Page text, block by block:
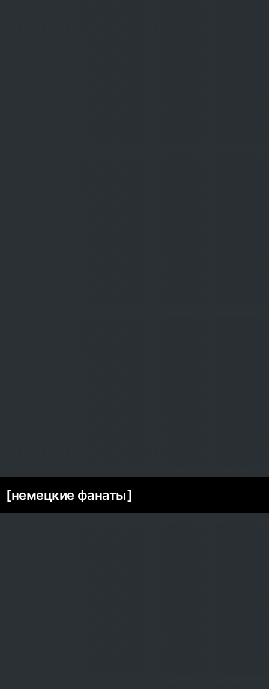
[немецкие фанаты]